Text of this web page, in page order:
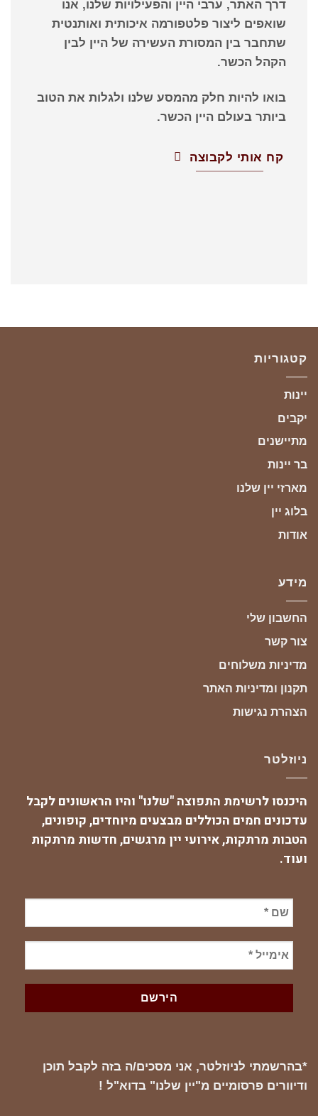
דרך האתר, ערבי היין והפעילויות שלנו, אנו
שואפים ליצור פלטפורמה איכותית ואותנטית
שתחבר בין המסורת העשירה של היין לבין
הקהל הכשר.
בואו להיות חלק מהמסע שלנו ולגלות את הטוב
ביותר בעולם היין הכשר.
קח אותי לקבוצה
קטגוריות
יינות
יקבים
מתיישנים
בר יינות
מארזי יין שלנו
בלוג יין
אודות
מידע
החשבון שלי
צור קשר
מדיניות משלוחים
תקנון ומדיניות האתר
הצהרת נגישות
ניוזלטר
היכנסו לרשימת התפוצה "שלנו" והיו הראשונים לקבל
עדכונים חמים הכוללים מבצעים מיוחדים, קופונים,
הטבות מרתקות, אירועי יין מרגשים, חדשות מרתקות
ועוד.
*בהרשמתי לניוזלטר, אני מסכים/ה בזה לקבל תוכן
ודיוורים פרסומיים מ"יין שלנו" בדוא"ל !